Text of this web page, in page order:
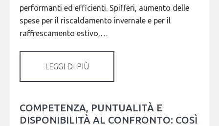
performanti ed efficienti. Spifferi, aumento delle
spese per il riscaldamento invernale e per il
raffrescamento estivo,…
LEGGI DI PIÙ
COMPETENZA, PUNTUALITÀ E
DISPONIBILITÀ AL CONFRONTO: COSÌ